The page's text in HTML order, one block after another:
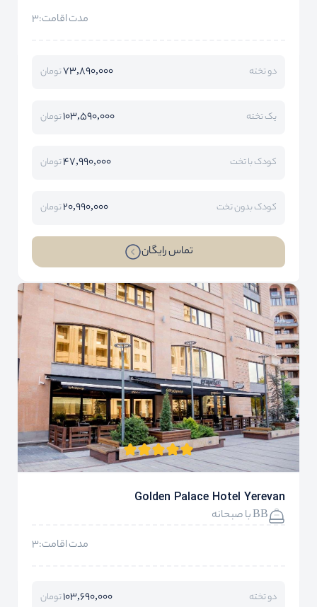
مدت اقامت:3
دو تخته 73,890,000تومان
یک تخته 103,590,000تومان
کودک با تخت 47,990,000تومان
کودک بدون تخت 20,990,000تومان
تماس رایگان
Golden Palace Hotel Yerevan
BB با صبحانه
مدت اقامت:3
دو تخته 103,690,000تومان